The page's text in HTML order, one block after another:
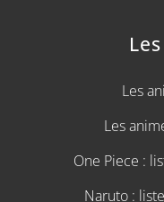
Les
Les
One Piece :
Naruto :